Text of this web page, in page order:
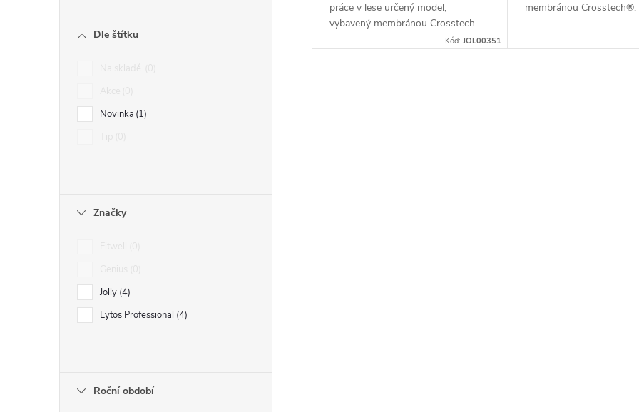
Dle štítku
Novinka 1
Značky
Jolly 4
Lytos Professional 4
Roční období
práce v lese určený model,
vybavený membránou Crosstech.
Kód:JOL00351
membránou Crosstech®.